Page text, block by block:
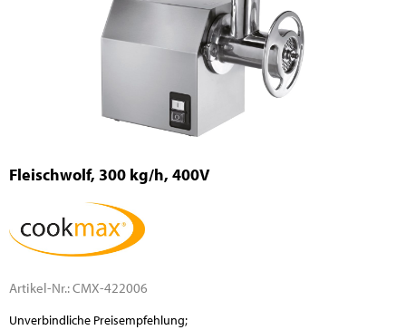
Fleischwolf, 300 kg/h, 400V
Artikel-Nr.:CMX-422006
Unverbindliche Preisempfehlung;